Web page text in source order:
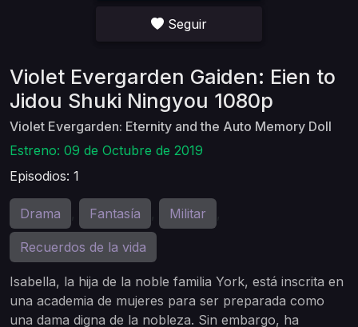
Seguir
Violet Evergarden Gaiden: Eien to
Jidou Shuki Ningyou 1080p
Violet Evergarden: Eternity and the Auto Memory Doll
Estreno: 09 de Octubre de 2019
Episodios: 1
Drama Fantasía Militar
Recuerdos de la vida
Isabella, la hija de la noble familia York, está inscrita en
una academia de mujeres para ser preparada como
una dama digna de la nobleza. Sin embargo, ha